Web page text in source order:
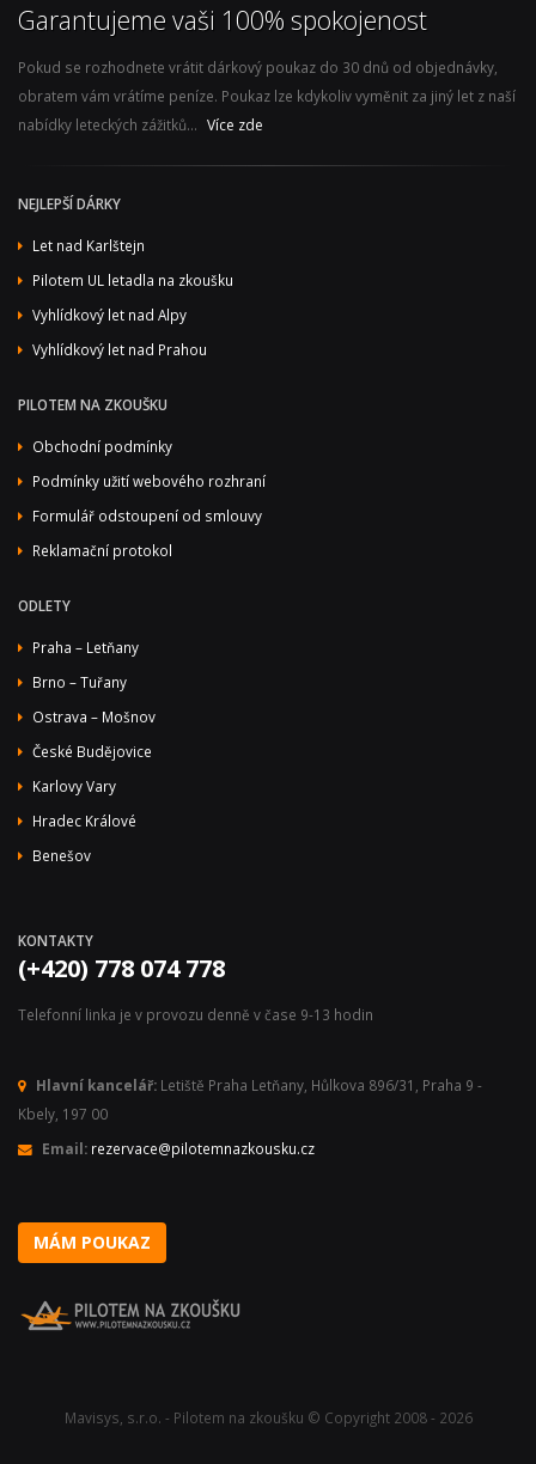
Garantujeme vaši 100% spokojenost
Pokud se rozhodnete vrátit dárkový poukaz do 30 dnů od objednávky,
obratem vám vrátíme peníze. Poukaz lze kdykoliv vyměnit za jiný let z naší
nabídky leteckých zážitků... Více zde
NEJLEPŠÍ DÁRKY
Let nad Karlštejn
Pilotem UL letadla na zkoušku
Vyhlídkový let nad Alpy
Vyhlídkový let nad Prahou
PILOTEM NA ZKOUŠKU
Obchodní podmínky
Podmínky užití webového rozhraní
Formulář odstoupení od smlouvy
Reklamační protokol
ODLETY
Praha – Letňany
Brno – Tuřany
Ostrava – Mošnov
České Budějovice
Karlovy Vary
Hradec Králové
Benešov
KONTAKTY
(+420) 778 074 778
Telefonní linka je v provozu denně v čase 9-13 hodin
Hlavní kancelář: Letiště Praha Letňany, Hůlkova 896/31, Praha 9 -
Kbely, 197 00
Email: rezervace@pilotemnazkousku.cz
MÁM POUKAZ
Mavisys, s.r.o. - Pilotem na zkoušku © Copyright 2008 - 2026